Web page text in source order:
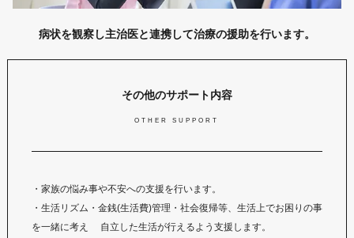
病状を観察し主治医と連携して治療の援助を行います。
その他のサポート内容
OTHER SUPPORT
・家族の悩み事や不安への支援を行います。
・生活リズム・金銭(生活費)管理・社会復帰等、生活上でお困りの事
を一緒に考え 自立した生活が行えるよう支援します。